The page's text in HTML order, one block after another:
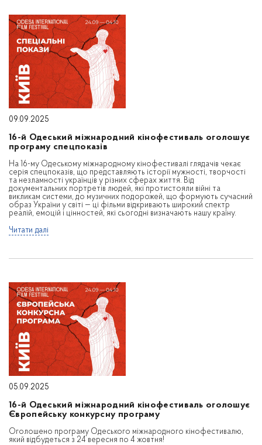
09.09.2025
16-й Одеський міжнародний кінофестиваль оголошує
програму спецпоказів
На 16-му Одеському міжнародному кінофестивалі глядачів чекає
серія спецпоказів, що представляють історії мужності, творчості
та незламності українців у різних сферах життя. Від
документальних портретів людей, які протистояли війні та
викликам системи, до музичних подорожей, що формують сучасний
образ України у світі — ці фільми відкривають широкий спектр
реалій, емоцій і цінностей, які сьогодні визначають нашу країну.
Читати далі
05.09.2025
16-й Одеський міжнародний кінофестиваль оголошує
Європейську конкурсну програму
Оголошено програму Одеського міжнародного кінофестивалю,
який відбудеться з 24 вересня по 4 жовтня!